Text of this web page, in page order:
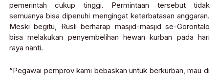
pemerintah cukup tinggi. Permintaan tersebut tidak
semuanya bisa dipenuhi mengingat keterbatasan anggaran.
Meski begitu, Rusli berharap masjid-masjid se-Gorontalo
bisa melakukan penyembelihan hewan kurban pada hari
raya nanti.
“Pegawai pemprov kami bebaskan untuk berkurban, mau di